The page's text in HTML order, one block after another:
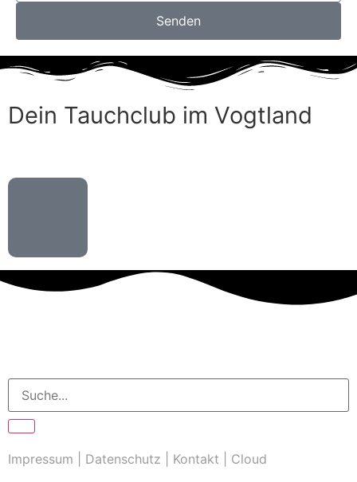
Senden
Dein Tauchclub im Vogtland
Impressum Datenschutz Kontakt Cloud